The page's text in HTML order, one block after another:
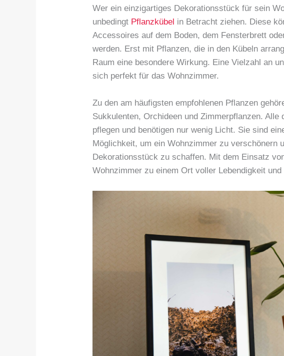
Wer ein einzigartiges Dekorationsstück für sein
unbedingt Pflanzkübel in Betracht ziehen. Diese
Accessoires auf dem Boden, dem Fensterbrett
werden. Erst mit Pflanzen, die in den Kübeln
Raum eine besondere Wirkung. Eine Vielzahl an
sich perfekt für das Wohnzimmer.
Zu den am häufigsten empfohlenen Pflanzen
Sukkulenten, Orchideen und Zimmerpflanzen.
pflegen und benötigen nur wenig Licht. Sie sind
Möglichkeit, um ein Wohnzimmer zu verschönern
Dekorationsstück zu schaffen. Mit dem Einsatz
Wohnzimmer zu einem Ort voller Lebendigkeit und